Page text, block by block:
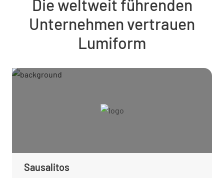
Die weltweit führenden
Unternehmen vertrauen
Lumiform
Sausalitos